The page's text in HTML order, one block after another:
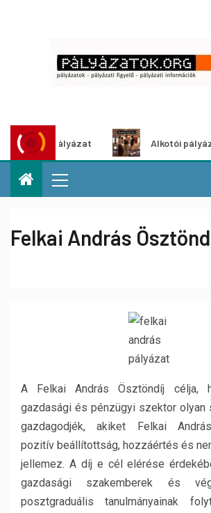
Alkotói pályázat
Felkai András
A Felkai András Ösztöndíj célja,
gazdasági és pénzügyi szektor olyan
gazdagodjék, akiket Felkai
pozitív beállítottság, hozzáértés és
jellemez. A díj e cél elérése
gazdasági szakemberek és
posztgraduális tanulmányainak